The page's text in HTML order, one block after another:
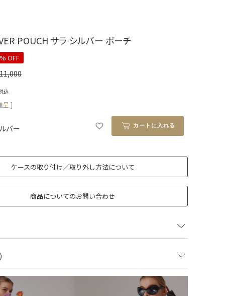
POUCH サラ シルバー ポーチ
OFF
11,000
込
呈 ]
バー カートに入れる
ケースの取り付け／取り外し方法について
商品についてのお問い合わせ